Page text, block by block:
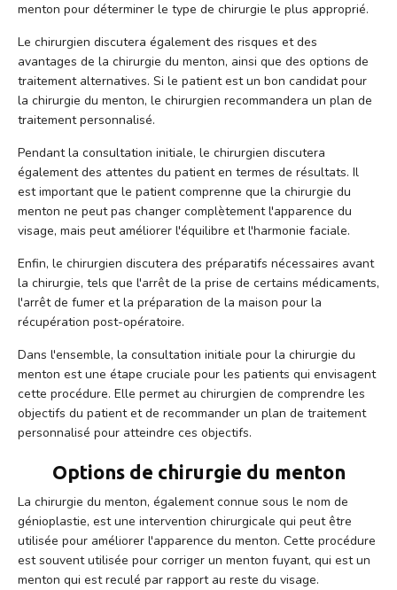
menton pour déterminer le type de chirurgie le plus approprié.
Le chirurgien discutera également des risques et des
avantages de la chirurgie du menton, ainsi que des options de
traitement alternatives. Si le patient est un bon candidat pour
la chirurgie du menton, le chirurgien recommandera un plan de
traitement personnalisé.
Pendant la consultation initiale, le chirurgien discutera
également des attentes du patient en termes de résultats. Il
est important que le patient comprenne que la chirurgie du
menton ne peut pas changer complètement l'apparence du
visage, mais peut améliorer l'équilibre et l'harmonie faciale.
Enfin, le chirurgien discutera des préparatifs nécessaires avant
la chirurgie, tels que l'arrêt de la prise de certains médicaments,
l'arrêt de fumer et la préparation de la maison pour la
récupération post-opératoire.
Dans l'ensemble, la consultation initiale pour la chirurgie du
menton est une étape cruciale pour les patients qui envisagent
cette procédure. Elle permet au chirurgien de comprendre les
objectifs du patient et de recommander un plan de traitement
personnalisé pour atteindre ces objectifs.
Options de chirurgie du menton
La chirurgie du menton, également connue sous le nom de
génioplastie, est une intervention chirurgicale qui peut être
utilisée pour améliorer l'apparence du menton. Cette procédure
est souvent utilisée pour corriger un menton fuyant, qui est un
menton qui est reculé par rapport au reste du visage.